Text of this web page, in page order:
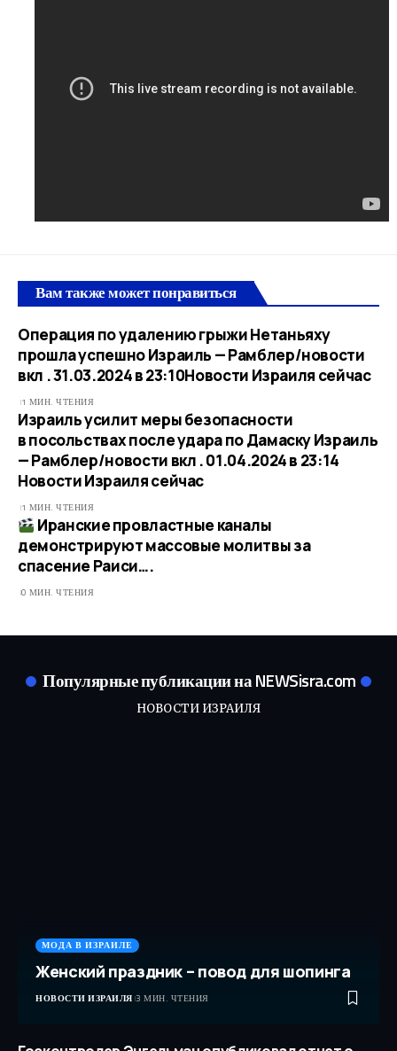
Вам также может понравиться
Операция по удалению грыжи Нетаньяху
прошла успешно Израиль — Рамблер/новости
вкл . 31.03.2024 в 23:10​Новости Израиля сейчас
1 МИН. ЧТЕНИЯ
Израиль усилит меры безопасности
в посольствах после удара по Дамаску Израиль
— Рамблер/новости вкл . 01.04.2024 в 23:14​
Новости Израиля сейчас
1 МИН. ЧТЕНИЯ
Иранские провластные каналы
демонстрируют массовые молитвы за
спасение Раиси….
0 МИН. ЧТЕНИЯ
Популярные публикации на NEWSisra.com
НОВОСТИ ИЗРАИЛЯ
МОДА В ИЗРАИЛЕ
Женский праздник – повод для шопинга
НОВОСТИ ИЗРАИЛЯ 3 МИН. ЧТЕНИЯ